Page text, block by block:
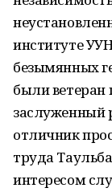
институте
безымянных
были ветеран
заслуженный
отличник
труда
интересом